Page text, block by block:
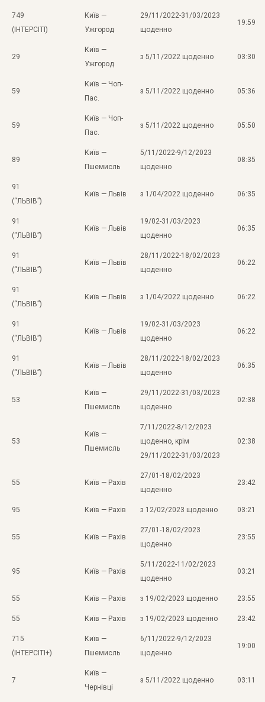
749
(ІНТЕРСІТІ)
Київ —
Ужгород
29/11/2022-31/03/2023
щоденно
19:59
29
Київ —
Ужгород
з 5/11/2022 щоденно 03:30
59
Київ — Чоп-
Пас.
з 5/11/2022 щоденно 05:36
59
Київ — Чоп-
Пас.
з 5/11/2022 щоденно 05:50
89
Київ —
Пшемисль
5/11/2022-9/12/2023
щоденно
08:35
91
(“ЛЬВІВ”)
Київ — Львів з 1/04/2022 щоденно 06:35
91
(“ЛЬВІВ”)
Київ — Львів
19/02-31/03/2023
щоденно
06:35
91
(“ЛЬВІВ”)
Київ — Львів
28/11/2022-18/02/2023
щоденно
06:22
91
(“ЛЬВІВ”)
Київ — Львів з 1/04/2022 щоденно 06:22
91
(“ЛЬВІВ”)
Київ — Львів
19/02-31/03/2023
щоденно
06:22
91
(“ЛЬВІВ”)
Київ — Львів
28/11/2022-18/02/2023
щоденно
06:35
53
Київ —
Пшемисль
29/11/2022-31/03/2023
щоденно
02:38
53
Київ —
Пшемисль
7/11/2022-8/12/2023
щоденно, крім
29/11/2022-31/03/2023
02:38
55 Київ — Рахів
27/01-18/02/2023
щоденно
23:42
95 Київ — Рахів з 12/02/2023 щоденно 03:21
55 Київ — Рахів
27/01-18/02/2023
щоденно
23:55
95 Київ — Рахів
5/11/2022-11/02/2023
щоденно
03:21
55 Київ — Рахів з 19/02/2023 щоденно 23:55
55 Київ — Рахів з 19/02/2023 щоденно 23:42
715
(ІНТЕРСІТІ+)
Київ —
Пшемисль
6/11/2022-9/12/2023
щоденно
19:00
7
Київ —
Чернівці
з 5/11/2022 щоденно 03:11